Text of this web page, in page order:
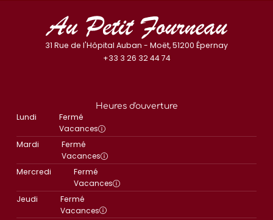
31 Rue de l'Hôpital Auban - Moët, 51200 Épernay
+33 3 26 32 44 74
Heures d'ouverture
Lundi
Fermé
Vacances
Mardi
Fermé
Vacances
Mercredi
Fermé
Vacances
Jeudi
Fermé
Vacances